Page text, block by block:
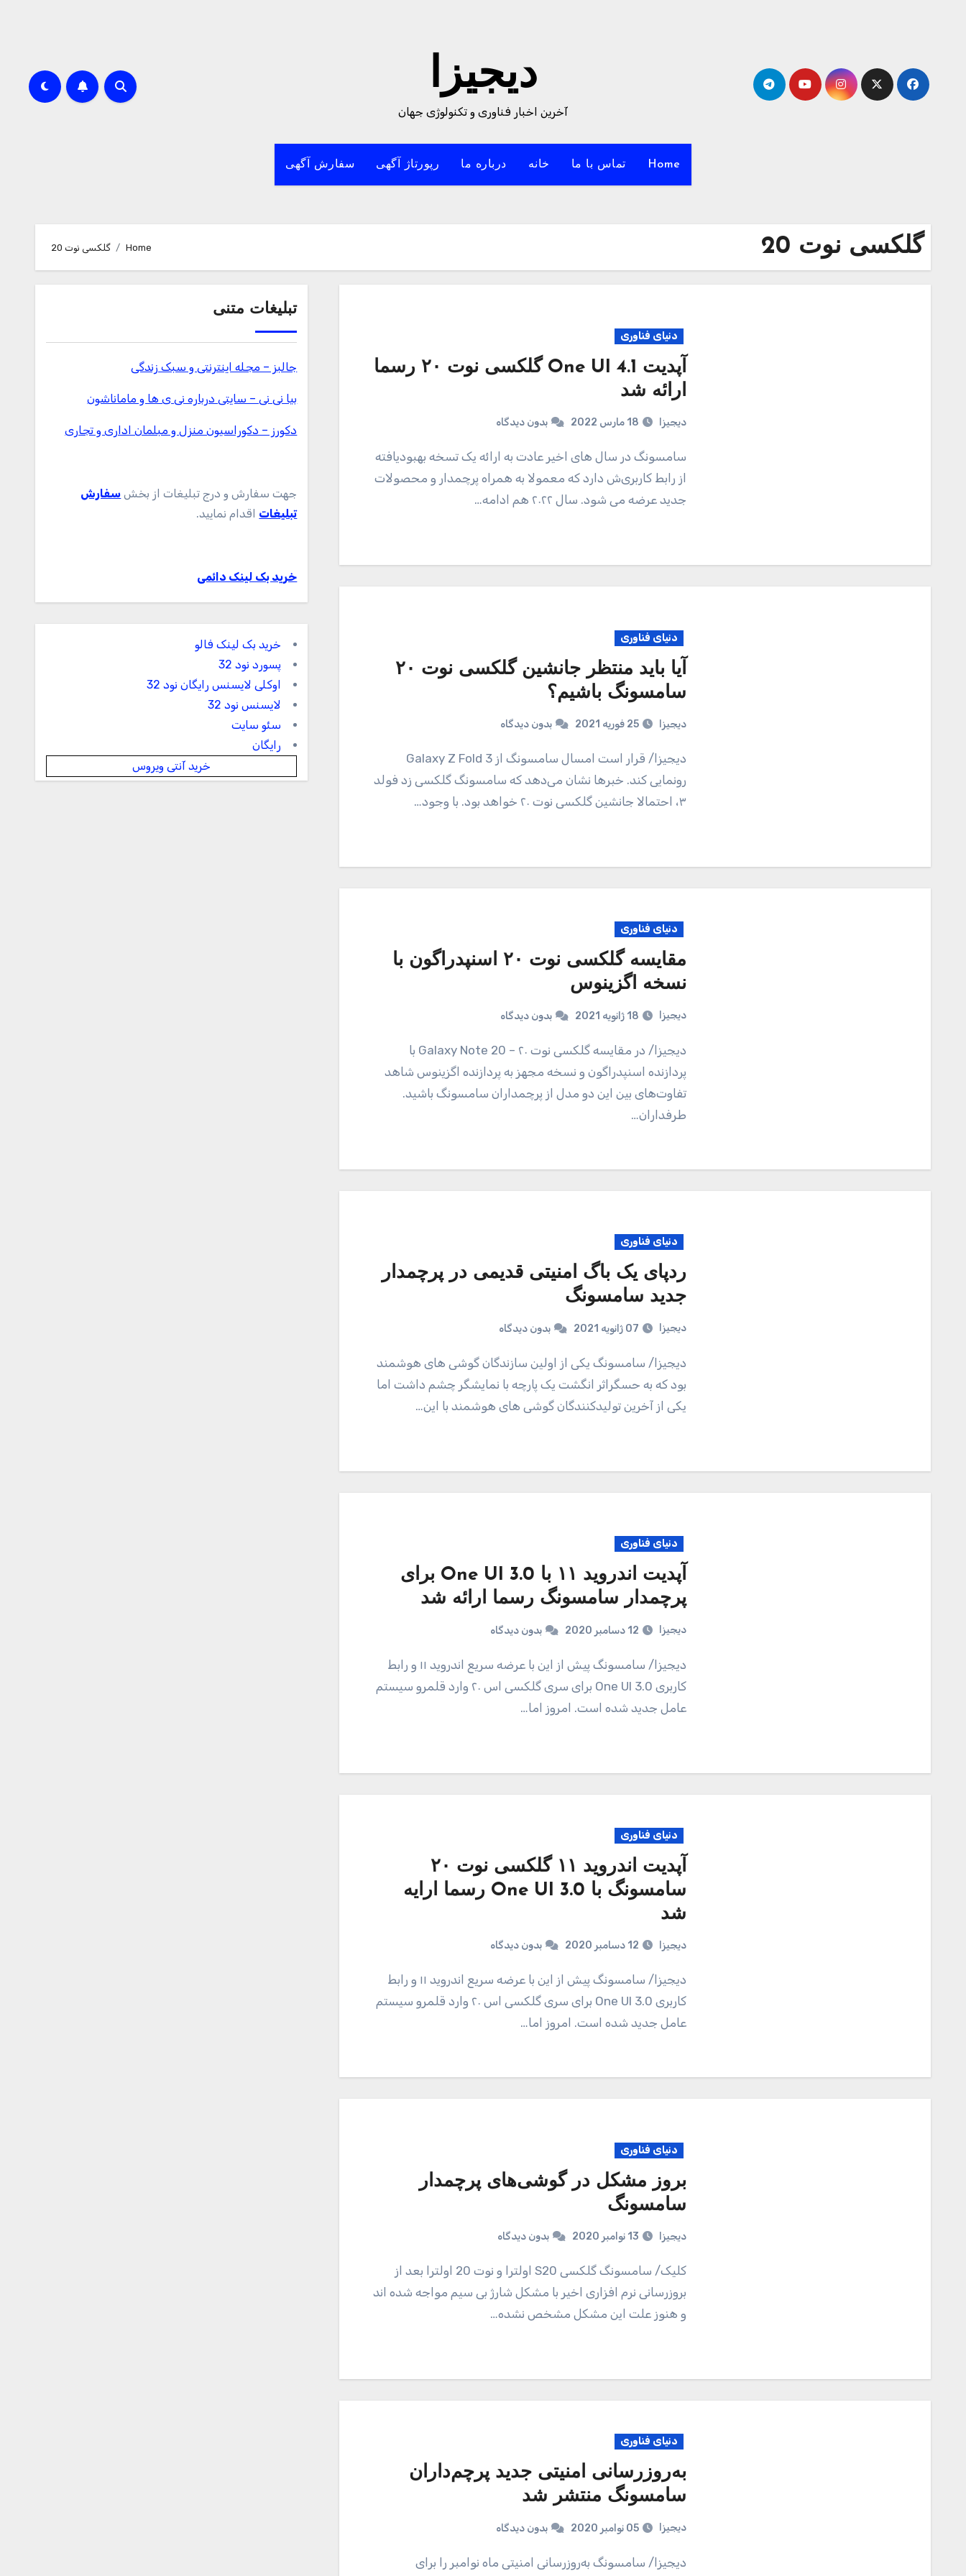
دیجیزا
آخرین اخبار فناوری و تکنولوژی جهان
Home تماس با ما خانه درباره ما رپورتاژ آگهی سفارش آگهی
گلکسی نوت 20 Home گلکسی نوت 20
دنیای فناوری
آپدیت One UI 4.1 گلکسی نوت ۲۰ رسما
ارائه شد
دیجیزا 18 مارس 2022 بدون دیدگاه
سامسونگ در سال های اخیر عادت به ارائه یک تسخه بهبودیافته
از رابط کاربری‌ش دارد که معمولا به همراه پرچمدار و محصولات
جدید عرضه می شود. سال ۲۰۲۲ هم ادامه…
دنیای فناوری
آیا باید منتظر جانشین گلکسی نوت ۲۰
سامسونگ باشیم؟
دیجیزا 25 فوریه 2021 بدون دیدگاه
دیجیزا/ قرار است امسال سامسونگ از Galaxy Z Fold 3
رونمایی کند. خبرها نشان می‌دهد که سامسونگ گلکسی زد فولد
۳، احتمالا جانشین گلکسی نوت ۲۰ خواهد بود. با وجود…
دنیای فناوری
مقایسه گلکسی نوت ۲۰ اسنپدراگون با
نسخه اگزینوس
دیجیزا 18 ژانویه 2021 بدون دیدگاه
دیجیزا/ در مقایسه گلکسی نوت ۲۰ – Galaxy Note 20 با
پردازنده اسنپدراگون و نسخه مجهز به پردازنده اگزینوس شاهد
تفاوت‌های بین این دو مدل از پرچمداران سامسونگ باشید.
طرفداران…
دنیای فناوری
ردپای یک باگ امنیتی قدیمی در پرچمدار
جدید سامسونگ
دیجیزا 07 ژانویه 2021 بدون دیدگاه
دیجیزا/ سامسونگ یکی از اولین سازندگان گوشی های هوشمند
بود که به حسگراثر انگشت یک پارچه با نمایشگر چشم داشت اما
یکی از آخرین تولیدکنندگان گوشی های هوشمند با این…
دنیای فناوری
آپدیت اندروید ۱۱ با One UI 3.0 برای
پرچمدار سامسونگ رسما ارائه شد
دیجیزا 12 دسامبر 2020 بدون دیدگاه
دیجیزا/ سامسونگ پیش از این با عرضه سریع اندروید ۱۱ و رابط
کاربری One UI 3.0 برای سری گلکسی اس ۲۰ وارد قلمرو سیستم
عامل جدید شده است. امروز اما…
دنیای فناوری
آپدیت اندروید ۱۱ گلکسی نوت ۲۰
سامسونگ با One UI 3.0 رسما ارایه
شد
دیجیزا 12 دسامبر 2020 بدون دیدگاه
دیجیزا/ سامسونگ پیش از این با عرضه سریع اندروید ۱۱ و رابط
کاربری One UI 3.0 برای سری گلکسی اس ۲۰ وارد قلمرو سیستم
عامل جدید شده است. امروز اما…
دنیای فناوری
بروز مشکل در گوشی‌های پرچمدار
سامسونگ
دیجیزا 13 نوامبر 2020 بدون دیدگاه
کلیک/ سامسونگ گلکسی S20 اولترا و نوت 20 اولترا بعد از
بروزرسانی نرم افزاری اخیر با مشکل شارژ بی سیم مواجه شده اند
و هنوز علت این مشکل مشخص نشده…
دنیای فناوری
به‌روزرسانی امنیتی جدید پرچم‌داران
سامسونگ منتشر شد
دیجیزا 05 نوامبر 2020 بدون دیدگاه
دیجیزا/ سامسونگ به‌روزرسانی امنیتی ماه نوامبر را برای
تبلیغات متنی
جالبز – مجله اینترنتی و سبک زندگی
بیا نی نی – سایتی درباره نی ی ها و ماماناشون
دکورز – دکوراسیون منزل و مبلمان اداری و تجاری
جهت سفارش و درج تبلیغات از بخش سفارش
تبلیغات اقدام نمایید.
خرید بک لینک دائمی
خرید بک لینک فالو
پسورد نود 32
اوکلی لایسنس رایگان نود 32
لایسنس نود 32
سئو سایت
رایگان
خرید آنتی ویروس